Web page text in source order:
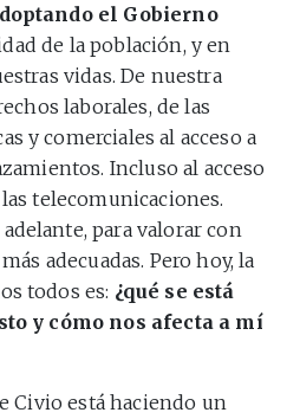
el Gobierno
de la población, y en
vidas. De nuestra
laborales, de las
y comerciales al acceso a
Incluso al acceso
las telecomunicaciones.
para valorar con
adecuadas. Pero hoy, la
todos es: ¿qué se está
y cómo nos afecta a mí
Civio está haciendo un